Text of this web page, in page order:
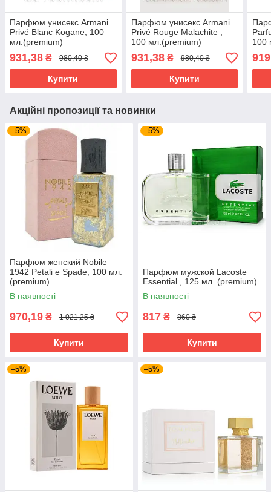
Парфюм унисекс Armani
Privé Blanc Kogane, 100
мл.(premium)
931,38 ₴ 980,40 ₴
Купити
Парфюм унисекс Armani
Privé Rouge Malachite ,
100 мл.(premium)
931,38₴ 980,40 ₴
Купити
100
Акційні пропозиції та новинки
–5%
Парфюм женский Nobile
1942 Petali e Spade, 100 мл.
(premium)
В наявності
970,19 ₴ 1 021,25 ₴
Купити
–5%
Парфюм мужской Lacoste
Essential , 125 мл. (premium)
В наявності
817 ₴ 860 ₴
Купити
–5% –5%